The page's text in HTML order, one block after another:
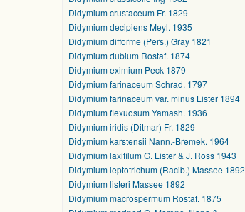
Didymium crustaceum Fr. 1829
Didymium decipiens Meyl. 1935
Didymium difforme (Pers.) Gray 1821
Didymium dubium Rostaf. 1874
Didymium eximium Peck 1879
Didymium farinaceum Schrad. 1797
Didymium farinaceum var. minus Lister 1894
Didymium flexuosum Yamash. 1936
Didymium iridis (Ditmar) Fr. 1829
Didymium karstensii Nann.-Bremek. 1964
Didymium laxifilum G. Lister & J. Ross 1943
Didymium leptotrichum (Racib.) Massee 1892
Didymium listeri Massee 1892
Didymium macrospermum Rostaf. 1875